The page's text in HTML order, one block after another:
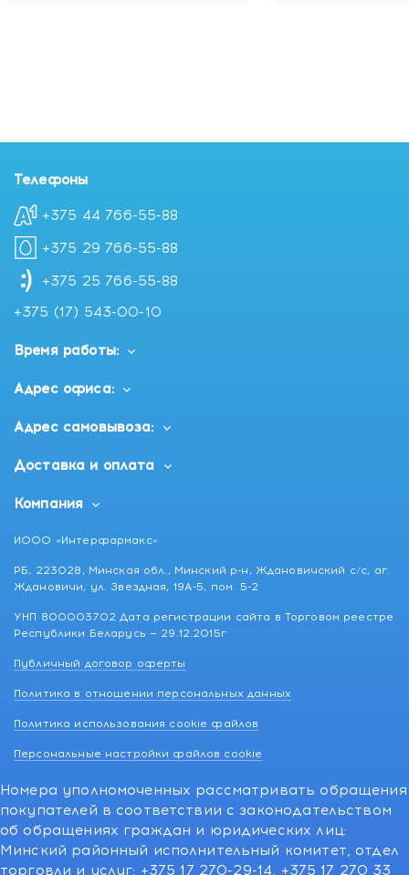
Телефоны
+375 44 766-55-88
+375 29 766-55-88
+375 25 766-55-88
+375 (17) 543-00-10
Время работы:
Адрес офиса:
Адрес самовывоза:
Доставка и оплата
Компания
ИООО «Интерфармакс»
РБ, 223028, Минская обл., Минский р-н, Ждановичский с/с, аг.
Ждановичи, ул. Звездная, 19А-5, пом. 5-2
УНП 800003702 Дата регистрации сайта в Торговом реестре
Республики Беларусь — 29.12.2015г
Публичный договор оферты
Политика в отношении персональных данных
Политика использования cookie файлов
Персональные настройки файлов cookie
Номера уполномоченных рассматривать обращения
покупателей в соответствии с законодательством
об обращениях граждан и юридических лиц:
Минский районный исполнительный комитет, отдел
торговли и услуг: +375 17 270-29-14, +375 17 270 33